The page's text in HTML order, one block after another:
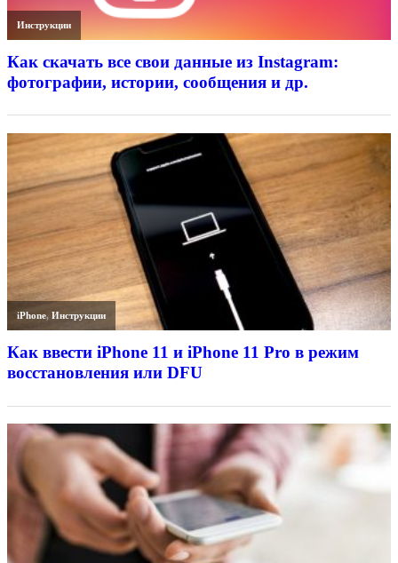
Инструкции
Как скачать все свои данные из Instagram:
фотографии, истории, сообщения и др.
iPhone,Инструкции
Как ввести iPhone 11 и iPhone 11 Pro в режим
восстановления или DFU